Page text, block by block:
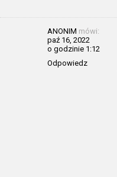
ANONIM mówi:
paź 16, 2022
o godzinie 1:12
Odpowiedz